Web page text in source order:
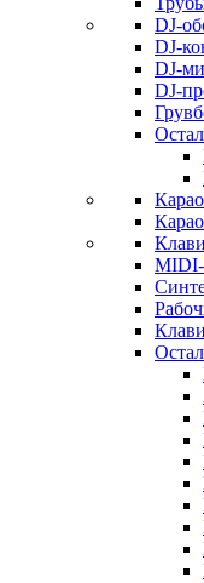
DJ-
DJ-
DJ-
DJ-
MIDI-